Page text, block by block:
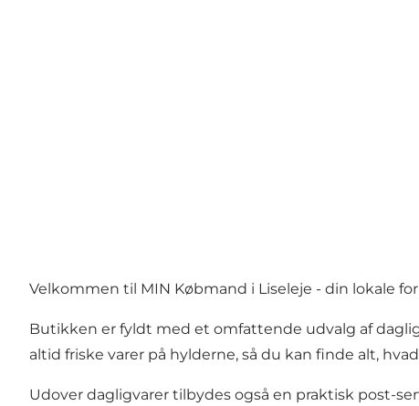
Velkommen til MIN Købmand i Liseleje - din lokale
Butikken er fyldt med et omfattende udvalg af
altid friske varer på hylderne, så du kan finde alt,
Udover dagligvarer tilbydes også en praktisk post-